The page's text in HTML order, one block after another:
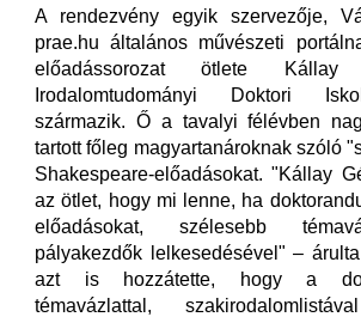
A rendezvény egyik szervezője,
prae.hu általános művészeti
előadássorozat ötlete
Irodalomtudományi Doktori
származik. Ő a tavalyi félévben
tartott főleg magyartanároknak szóló
Shakespeare-előadásokat. "Kállay
az ötlet, hogy mi lenne, ha
előadásokat, szélesebb
pályakezdők lelkesedésével" –
azt is hozzátette, hogy a
témavázlattal,